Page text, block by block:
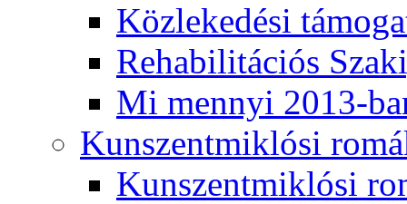
Közlekedési
Rehabilitációs
Mi mennyi 2013-
Kunszentmiklósi
Kunszentmiklósi